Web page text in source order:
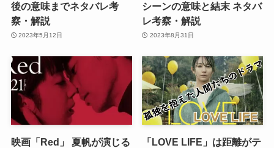
後の意味までネタバレ考
察・解説
2023年5月12日
シーンの意味と結末 ネタバ
レ考察・解説
2023年8月31日
映画「Red」 夏帆が演じる
「LOVE LIFE」は距離がテ